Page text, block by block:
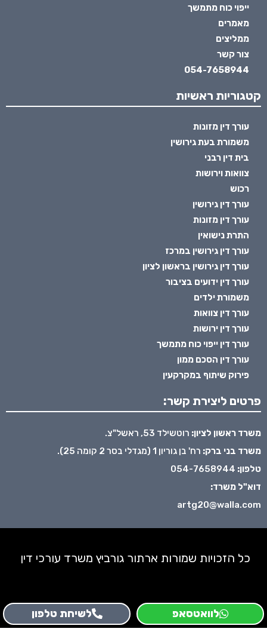
ייפוי כוח מתמשך
מאמרים
ממליצים
צור קשר
054-7658944
קטגוריות ראשיות
עורך דין מזונות
משמורת בעת גירושין
בית דין רבני
צוואות וירושות
רכוש
עורך דין גירושין
עורך דין מזונות
התרת נישואין
עורך דין גירושין במרכז
עורך דין גירושין בראשון לציון
עורך דין ידועים בציבור
משמורת ילדים
עורך דין צוואות
עורך דין ירושות
עורך דין ייפוי כוח מתמשך
עורך דין הסכם ממון
פירוק שיתוף במקרקעין
פרטים ליצירת קשר:
משרד ראשון לציון: רוטשילד 53, ראשל"צ.
משרד בני ברק: רח' בן גוריון 1 (מגדלי בסר 2 קומה 25).
טלפון: 054-7658944
דוא"ל משרד:
artg20@walla.com
כל הזכויות שמורות ארתור גורביץ משרד עורכי דין
לוואטסאפ לשיחת טלפון